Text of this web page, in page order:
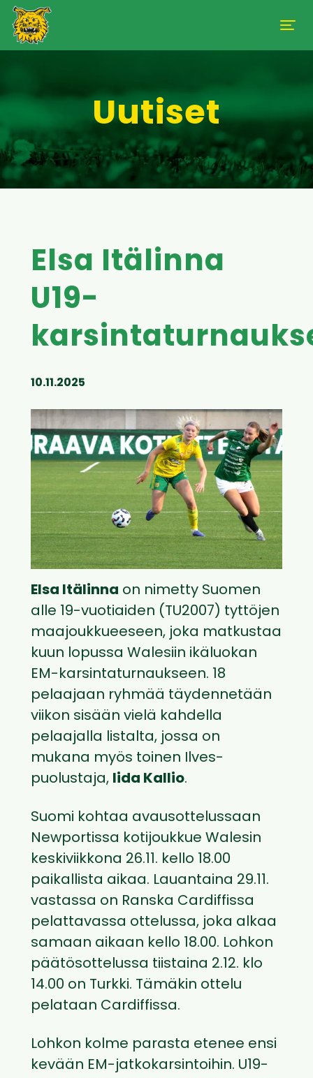
Uutiset
Elsa Itälinna
U19-
10.11.2025
Elsa Itälinna on nimetty Suomen
alle 19-vuotiaiden (TU2007) tyttöjen
maajoukkueeseen, joka matkustaa
kuun lopussa Walesiin ikäluokan
EM-karsintaturnaukseen. 18
pelaajaan ryhmää täydennetään
viikon sisään vielä kahdella
pelaajalla listalta, jossa on
mukana myös toinen Ilves-
puolustaja, Iida Kallio.
Suomi kohtaa avausottelussaan
Newportissa kotijoukkue Walesin
keskiviikkona 26.11. kello 18.00
paikallista aikaa. Lauantaina 29.11.
vastassa on Ranska Cardiffissa
pelattavassa ottelussa, joka alkaa
samaan aikaan kello 18.00. Lohkon
päätösottelussa tiistaina 2.12. klo
14.00 on Turkki. Tämäkin ottelu
pelataan Cardiffissa.
Lohkon kolme parasta etenee ensi
kevään EM-jatkokarsintoihin. U19-